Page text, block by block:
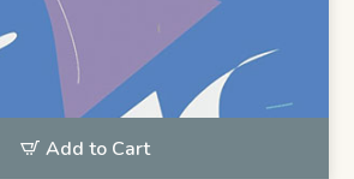
Add to Cart